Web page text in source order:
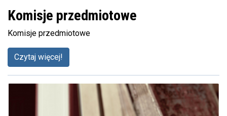
Komisje przedmiotowe
Komisje przedmiotowe
Czytaj więcej!